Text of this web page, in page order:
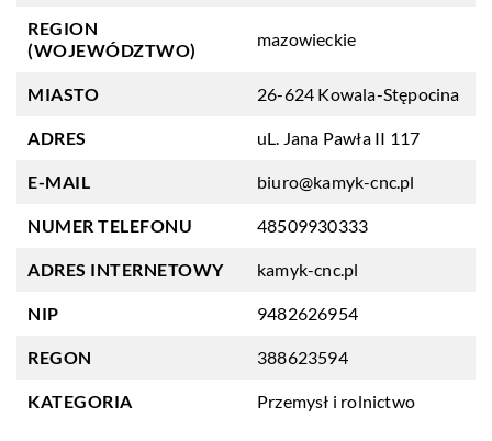
REGION
(WOJEWÓDZTWO)
mazowieckie
MIASTO 26-624 Kowala-Stępocina
ADRES uL. Jana Pawła II 117
E-MAIL biuro@kamyk-cnc.pl
NUMER TELEFONU 48509930333
ADRES INTERNETOWY kamyk-cnc.pl
NIP 9482626954
REGON 388623594
KATEGORIA Przemysł i rolnictwo